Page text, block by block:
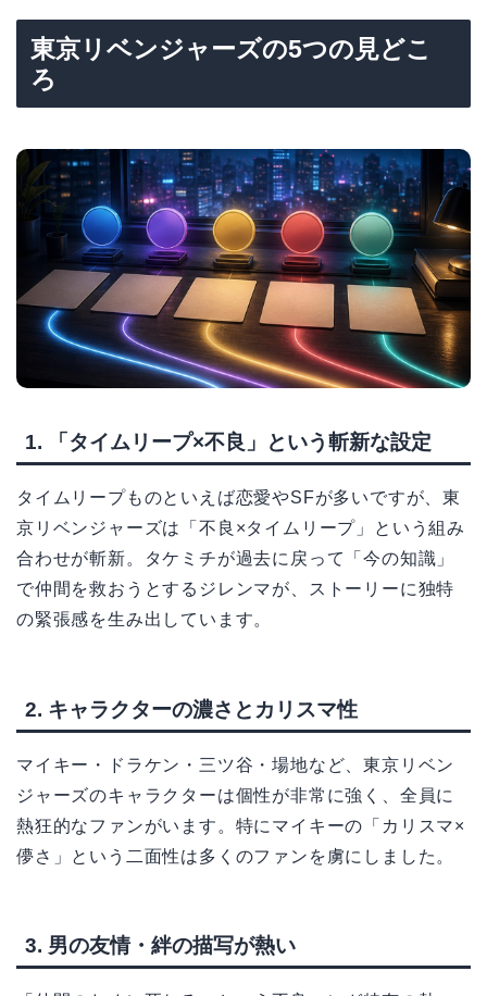
東京リベンジャーズの5つの見どこ
ろ
1. 「タイムリープ×不良」という斬新な設定
タイムリープものといえば恋愛やSFが多いですが、東
京リベンジャーズは「不良×タイムリープ」という組み
合わせが斬新。タケミチが過去に戻って「今の知識」
で仲間を救おうとするジレンマが、ストーリーに独特
の緊張感を生み出しています。
2. キャラクターの濃さとカリスマ性
マイキー・ドラケン・三ツ谷・場地など、東京リベン
ジャーズのキャラクターは個性が非常に強く、全員に
熱狂的なファンがいます。特にマイキーの「カリスマ×
儚さ」という二面性は多くのファンを虜にしました。
3. 男の友情・絆の描写が熱い